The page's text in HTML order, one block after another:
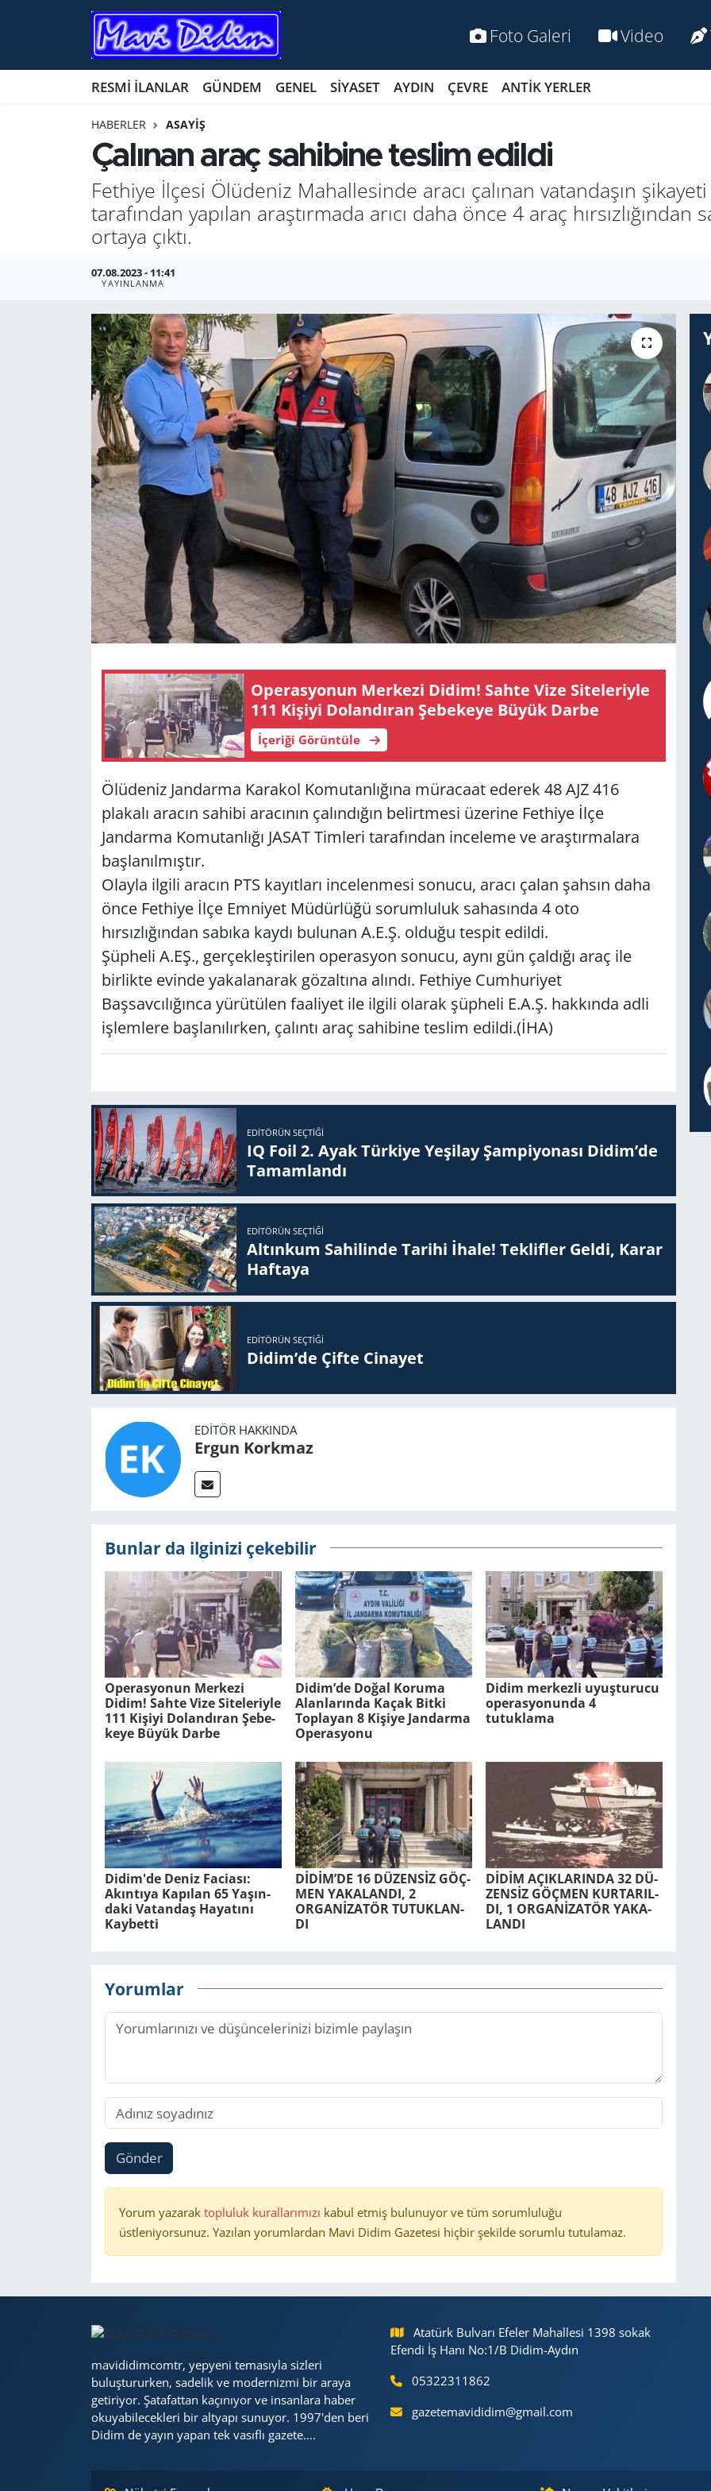
Foto Galeri Video
RESMİ İLANLAR GÜNDEM GENEL SİYASET AYDIN ÇEVRE ANTİK YERLER
HABERLER ASAYİŞ
Çalınan araç sahibine teslim edildi
Fethiye İlçesi Ölüdeniz Mahallesinde aracı çalınan vatandaşın
tarafından yapılan araştırmada arıcı daha önce 4 araç hırsızlığından
ortaya çıktı.
07.08.2023 - 11:41
YAYINLANMA
Ope­ras­yo­nun Mer­ke­zi Didim! Sahte Vize Si­te­le­riy­le
111 Ki­şi­yi Do­lan­dı­ran Şe­be­ke­ye Büyük Darbe
İçeriği Görüntüle
Ölüdeniz Jandarma Karakol Komutanlığına müracaat ederek 48 AJZ 416
plakalı aracın sahibi aracının çalındığın belirtmesi üzerine Fethiye İlçe
Jandarma Komutanlığı JASAT Timleri tarafından inceleme ve araştırmalara
başlanılmıştır.
Olayla ilgili aracın PTS kayıtları incelenmesi sonucu, aracı çalan şahsın daha
önce Fethiye İlçe Emniyet Müdürlüğü sorumluluk sahasında 4 oto
hırsızlığından sabıka kaydı bulunan A.E.Ş. olduğu tespit edildi.
Şüpheli A.EŞ., gerçekleştirilen operasyon sonucu, aynı gün çaldığı araç ile
birlikte evinde yakalanarak gözaltına alındı. Fethiye Cumhuriyet
Başsavcılığınca yürütülen faaliyet ile ilgili olarak şüpheli E.A.Ş. hakkında adli
işlemlere başlanılırken, çalıntı araç sahibine teslim edildi.(İHA)
EDITÖRÜN SEÇTIĞI
IQ Foil 2. Ayak Tür­ki­ye Ye­şi­lay Şam­pi­yo­na­sı Didim’de
Ta­mam­lan­dı
EDITÖRÜN SEÇTIĞI
Altınkum Sahilinde Tarihi İhale! Teklifler Geldi, Karar
Haftaya
EDITÖRÜN SEÇTIĞI
Didim’de Çifte Ci­na­yet
EDITÖR HAKKINDA
Ergun Korkmaz
Bunlar da ilginizi çekebilir
Ope­ras­yo­nun Mer­ke­zi
Didim! Sahte Vize Si­te­le­riy­le
111 Ki­şi­yi Do­lan­dı­ran Şe­be­
ke­ye Büyük Darbe
Didim’de Doğal Ko­ru­ma
Alan­la­rın­da Kaçak Bitki
Top­la­yan 8 Ki­şi­ye Jan­dar­ma
Ope­ras­yo­nu
Didim merkezli uyuşturucu
operasyonunda 4
tutuklama
Didim'de Deniz Fa­ci­ası:
Akın­tı­ya Ka­pı­lan 65 Ya­şın­
da­ki Va­tan­daş Ha­ya­tı­nı
Kay­bet­ti
DİDİM’DE 16 DÜ­ZENSİZ GÖÇ­
MEN YA­KA­LAN­DI, 2
ORGANİZATÖR TU­TUK­LAN­
DI
DİDİM AÇIK­LA­RIN­DA 32 DÜ­
ZENSİZ GÖÇ­MEN KUR­TA­RIL­
DI, 1 ORGANİZATÖR YA­KA­
LAN­DI
Yorumlar
Gönder
Yorum yazarak topluluk kurallarımızı kabul etmiş bulunuyor ve tüm sorumluluğu
üstleniyorsunuz. Yazılan yorumlardan Mavi Didim Gazetesi hiçbir şekilde sorumlu tutulamaz.
mavididimcomtr, yepyeni temasıyla sizleri
buluştururken, sadelik ve modernizmi bir araya
getiriyor. Şatafattan kaçınıyor ve insanlara haber
okuyabilecekleri bir altyapı sunuyor. 1997'den beri
Didim de yayın yapan tek vasıflı gazete....
Atatürk Bulvarı Efeler Mahallesi 1398 sokak
Efendi İş Hanı No:1/B Didim-Aydın
05322311862
gazetemavididim@gmail.com
ANTİK YERLER
BİLİM VE TEKNOLOJİ
GÜNDEM
HABERDE İNSAN
KÜLTÜR SANAT
MAGAZİN
POLİTİKA
RESMİ İLANLAR
SAĞLIK
Nöbetçi Eczaneler
Namaz Vakitleri
Trafik Durumu
Süper Lig Puan Durumu ve Fikstür
Haber Arşivi